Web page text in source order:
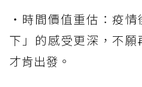
・時間價值重估：疫
下」的感受更深，不
才肯出發。